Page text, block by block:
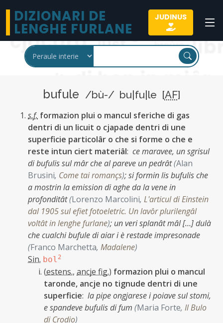
DIZIONARI DE
LENGHE FURLANE
JUDINUS
bufule /bù-/ bu|fu|le [AF]
s.f. formazion plui o mancul sferiche di gas
dentri di un licuit o cjapade dentri di une
superficie particolâr o che si forme o che e
reste intun ciert materiâl: ce maravee, un sgrisul
di bufulis sul mâr che al pareve un pedrât(Alan
Brusini, Come tai romançs);si formin lis bufulis che
a mostrin la emission di aghe da la vene in
profonditât(Lorenzo Marcolini, L'articul di Einstein
dal 1905 sul efiet fotoeletric. Un lavôr plurilengâl
voltât in lenghe furlane); un veri splanât mâl […] dulà
che cualchi bufule di aiar i è restade impresonade
(Franco Marchetta, Madalene)
Sin. bol 2
(estens., ancje fig.) formazion plui o mancul
taronde, ancje no tignude dentri di une
superficie: la pipe ongjarese i poiave sul stomi,
e spandeve bufulis di fum (Maria Forte, Il Bulo
di Crodio)